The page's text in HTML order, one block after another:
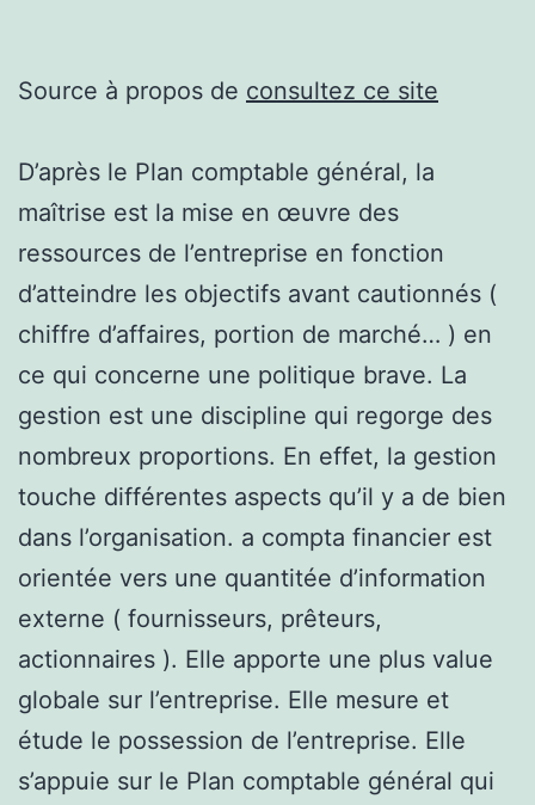
Source à propos de consultez ce site
D’après le Plan comptable général, la
maîtrise est la mise en œuvre des
ressources de l’entreprise en fonction
d’atteindre les objectifs avant cautionnés (
chiffre d’affaires, portion de marché… ) en
ce qui concerne une politique brave. La
gestion est une discipline qui regorge des
nombreux proportions. En effet, la gestion
touche différentes aspects qu’il y a de bien
dans l’organisation. a compta financier est
orientée vers une quantitée d’information
externe ( fournisseurs, prêteurs,
actionnaires ). Elle apporte une plus value
globale sur l’entreprise. Elle mesure et
étude le possession de l’entreprise. Elle
s’appuie sur le Plan comptable général qui